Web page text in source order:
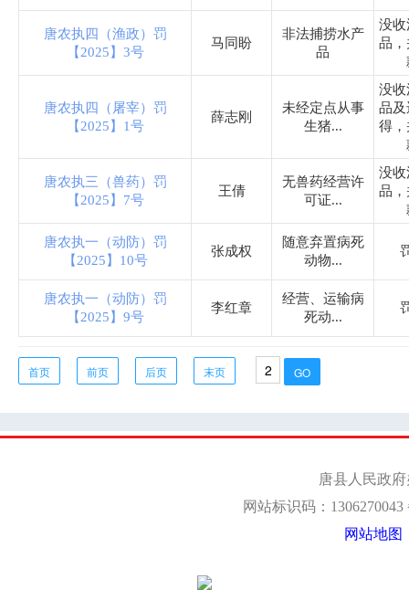
农业农村局
民政局
消防救援大队
迷城乡
南店头乡
齐家佐镇
石门乡
仁厚镇
唐农执四（渔政）罚
【2025】3号
马同盼
非法捕捞水产
品
没收
品，
唐农执四（屠宰）罚
【2025】1号
薛志刚
未经定点从事
生猪...
没收
品及
得，
唐农执三（兽药）罚
【2025】7号
王倩
无兽药经营许
可证...
没收
品，
唐农执一（动防）罚
【2025】10号
张成权
随意弃置病死
动物...
唐农执一（动防）罚
【2025】9号
李红章
经营、运输病
死动...
首页 前页 后页 末页